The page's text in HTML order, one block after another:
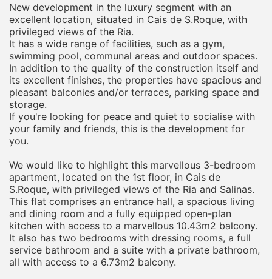
New development in the luxury segment with an
excellent location, situated in Cais de S.Roque, with
privileged views of the Ria.
It has a wide range of facilities, such as a gym,
swimming pool, communal areas and outdoor spaces.
In addition to the quality of the construction itself and
its excellent finishes, the properties have spacious and
pleasant balconies and/or terraces, parking space and
storage.
If you're looking for peace and quiet to socialise with
your family and friends, this is the development for
you.
We would like to highlight this marvellous 3-bedroom
apartment, located on the 1st floor, in Cais de
S.Roque, with privileged views of the Ria and Salinas.
This flat comprises an entrance hall, a spacious living
and dining room and a fully equipped open-plan
kitchen with access to a marvellous 10.43m2 balcony.
It also has two bedrooms with dressing rooms, a full
service bathroom and a suite with a private bathroom,
all with access to a 6.73m2 balcony.